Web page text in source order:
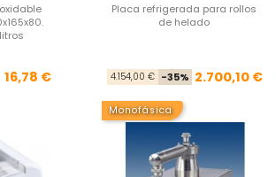
Precio base
Precio
16,78 €
Placa refrigerada para rollos
de helado
4.154,00 € -35% 2.700,10 €
Monofásica